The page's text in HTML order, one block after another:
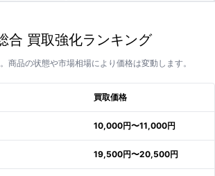
合 買取強化ランキング
商品の状態や市場相場により価格は変動します。
買取価格
10,000円〜11,000円
19,500円〜20,500円